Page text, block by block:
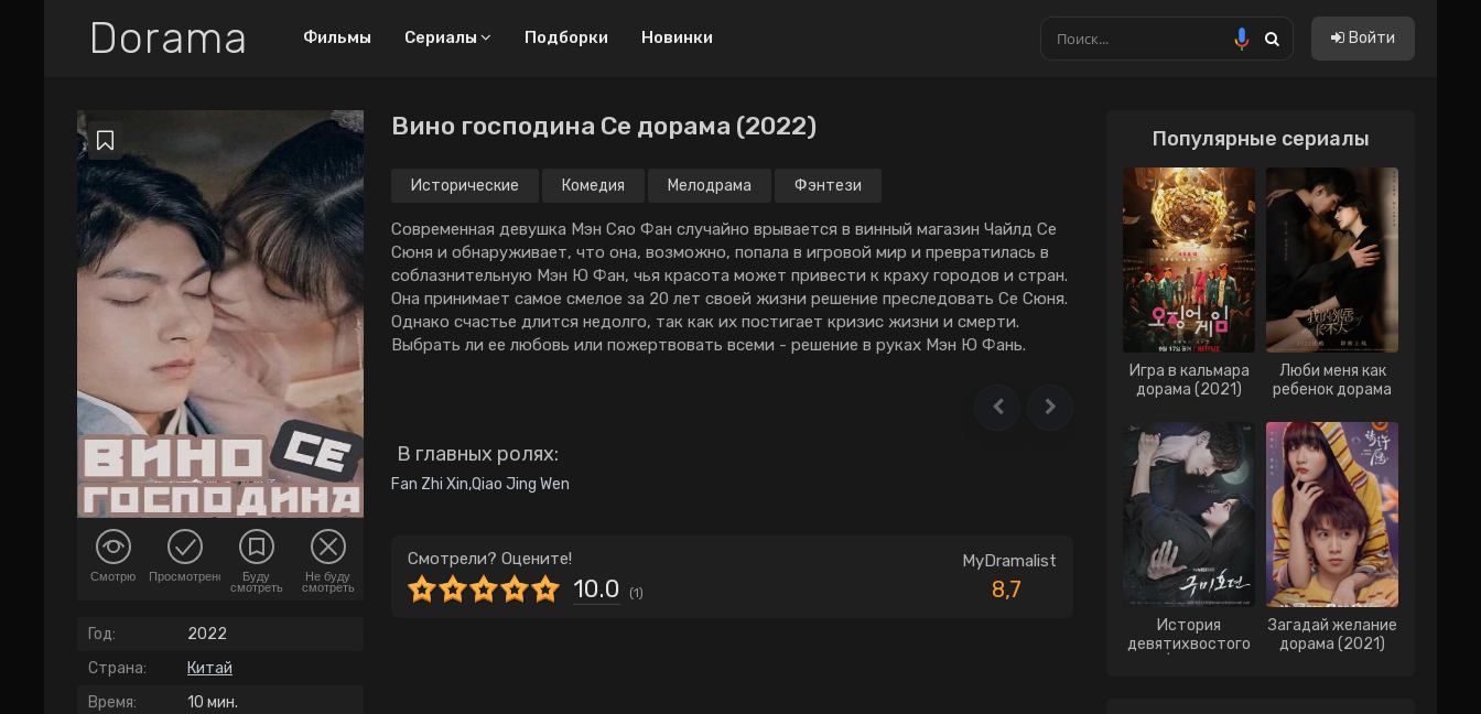
Dorama Фильмы Сериалы
Все дорамы
Новинки
ТОП-100
Про любовный
труугольник
Про богатых парней
2026 2025
2023
2022
2020
2019
Драма
Боевик
Музыка
Военный
Детектив
Мистика
Исторический
Криминал
Мелодрама
Приключения
Спорт
ТВ шоу
Триллер
Тайванськие
Филиппинские
Вьетнам
Гонконг
Подборки Новинки Войти
Вино господина Се дорама (2022)
Исторические Комедия Мелодрама Фэнтези
Современная девушка Мэн Сяо Фан случайно врывается в винный магазин Чайлд Се
Сюня и обнаруживает, что она, возможно, попала в игровой мир и превратилась в
соблазнительную Мэн Ю Фан, чья красота может привести к краху городов и стран.
Она принимает самое смелое за 20 лет своей жизни решение преследовать Се Сюня.
Однако счастье длится недолго, так как их постигает кризис жизни и смерти.
Выбрать ли ее любовь или пожертвовать всеми - решение в руках Мэн Ю Фань.
В главных ролях:
Fan Zhi Xin,Qiao Jing Wen
Смотрели? Оцените!
10.0 (1)
MyDramalist
8,7
Смотрю Просмотрено
Буду
смотреть
Не буду
смотреть
Год:
2022
Страна:
Китай
Время:
10 мин.
Популярные сериалы
Игра в кальмара
дорама (2021)
Люби меня как
ребенок дорама
История
девятихвостого
Загадай желание
дорама (2021)